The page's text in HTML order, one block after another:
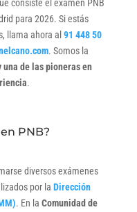
consiste el examen PNB
para 2026. Si estás
llama ahora al 91 448 50
. Somos la
una de las pioneras en
.
PNB?
diversos exámenes
por la Dirección
. En la Comunidad de